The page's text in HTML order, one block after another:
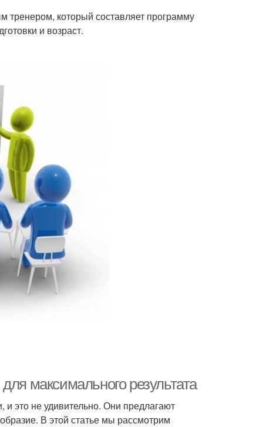
тренером, который составляет программу
и возраст.
максимального результата
это не удивительно. Они предлагают
В этой статье мы рассмотрим